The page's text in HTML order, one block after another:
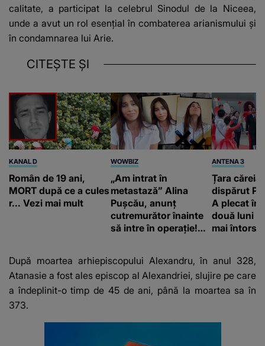
calitate, a participat la celebrul Sinodul de la Niceea,
unde a avut un rol esențial în combaterea arianismului și
în condamnarea lui Arie.
CITEȘTE ȘI
KANAL D
Român de 19 ani,
MORT după ce a cules
r... Vezi mai mult
WOWBIZ
„Am intrat în
metastază” Alina
Pușcău, anunț
cutremurător înainte
să intre în operație!
fanilor
ANTENA 3
Țara căreia
dispărut
A plecat în
două luni
mai întors
După moartea arhiepiscopului Alexandru, în anul 328,
Atanasie a fost ales episcop al Alexandriei, slujire pe care
a îndeplinit-o timp de 45 de ani, până la moartea sa în
373.